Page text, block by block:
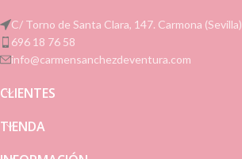
C/ Torno de Santa Clara, 147. Carmona (Sevilla)
696 18 76 58
info@carmensanchezdeventura.com
CLIENTES
TIENDA